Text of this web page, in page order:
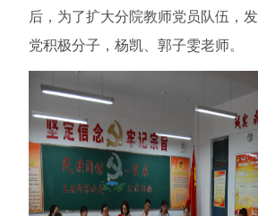
后，为了扩大分院教师党员队伍，
党积极分子，杨凯、郭子雯老师。